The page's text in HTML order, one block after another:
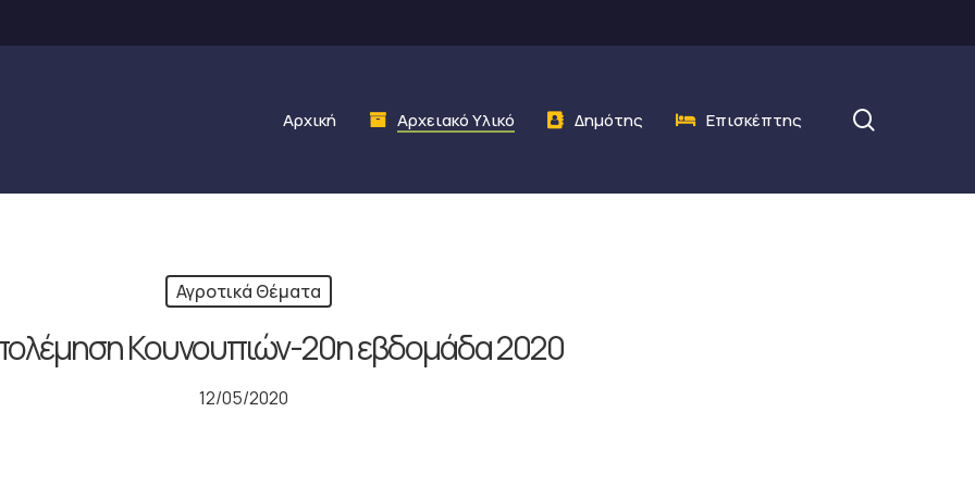
Αρχική Αρχειακό Υλικό Δημότης Επισκέπτης
Αγροτικά Θέματα
Κουνουπιών-20η εβδομάδα 2020
12/05/2020